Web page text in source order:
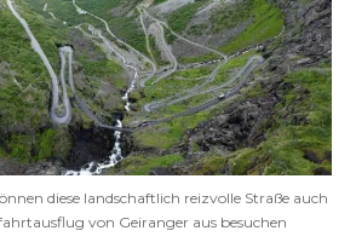
diese landschaftlich reizvolle Straße auch
von Geiranger aus besuchen